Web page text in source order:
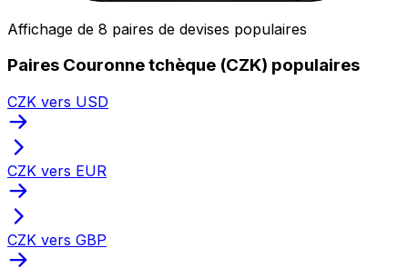
Affichage de 8 paires de devises populaires
Paires Couronne tchèque (CZK) populaires
CZK vers USD
CZK vers EUR
CZK vers GBP